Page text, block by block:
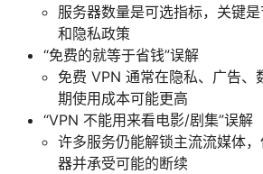
服务器数量是可选指标，关键
和隐私政策
“免费的就等于省钱”误解
免费 VPN 通常在隐私、广告、
期使用成本可能更高
“VPN 不能用来看电影/剧集”误解
许多服务仍能解锁主流流媒体
器并承受可能的断续